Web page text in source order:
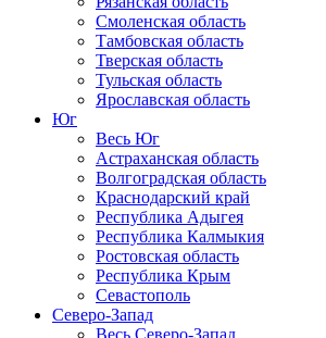
Смоленская область
Тамбовская область
Тверская область
Тульская область
Ярославская область
Юг
Весь Юг
Астраханская область
Волгоградская область
Краснодарский край
Республика Адыгея
Республика Калмыкия
Ростовская область
Республика Крым
Севастополь
Северо-Запад
Весь Северо-Запад